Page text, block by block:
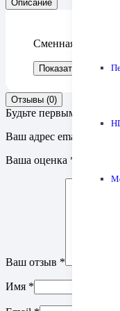
Описание
Сменная игла для
Показать больше
Отзывы (0)
Будьте первым, кто
Ваш адрес email не
Ваша оценка *
Ваш отзыв *
Имя *